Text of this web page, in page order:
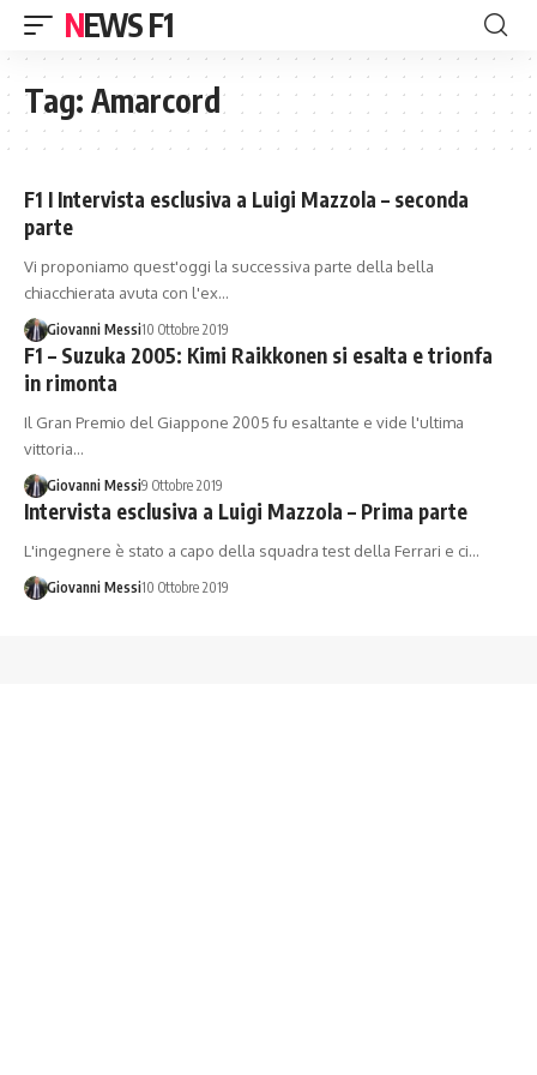
NEWS F1
Tag: Amarcord
F1 I Intervista esclusiva a Luigi Mazzola – seconda
parte
Vi proponiamo quest'oggi la successiva parte della bella
chiacchierata avuta con l'ex…
Giovanni Messi10 Ottobre 2019
F1 – Suzuka 2005: Kimi Raikkonen si esalta e trionfa
in rimonta
Il Gran Premio del Giappone 2005 fu esaltante e vide l'ultima
vittoria…
Giovanni Messi9 Ottobre 2019
Intervista esclusiva a Luigi Mazzola – Prima parte
L'ingegnere è stato a capo della squadra test della Ferrari e ci…
Giovanni Messi10 Ottobre 2019